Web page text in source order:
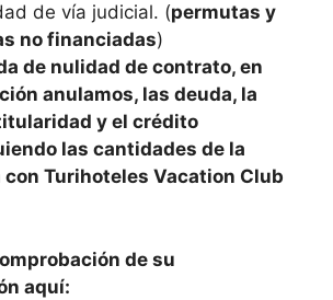
de vía judicial. (permutas y
no financiadas)
de nulidad de contrato, en
anulamos, las deuda, la
y el crédito
las cantidades de la
con Turihoteles Vacation Club
de su
aquí: